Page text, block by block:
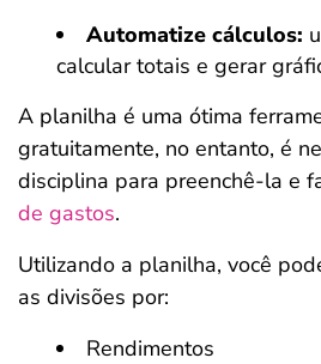
Automatize cálculos:
calcular totais e gerar
A planilha é uma ótima
gratuitamente, no entanto, é
disciplina para preenchê-la e
de gastos.
Utilizando a planilha, você
as divisões por:
Rendimentos